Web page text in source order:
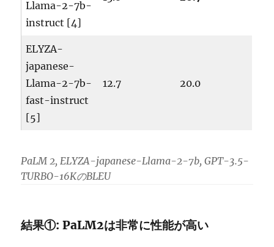
Llama-2-7b-
instruct [4]
ELYZA-
japanese-
Llama-2-7b-
fast-instruct
[5]
12.7 20.0
PaLM 2, ELYZA-japanese-Llama-2-7b, GPT-3.5-
TURBO-16KのBLEU
結果①: PaLM2は非常に性能が高い